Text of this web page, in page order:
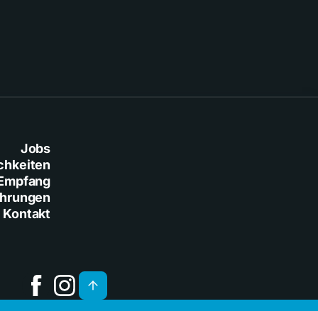
Jobs
Kontakt